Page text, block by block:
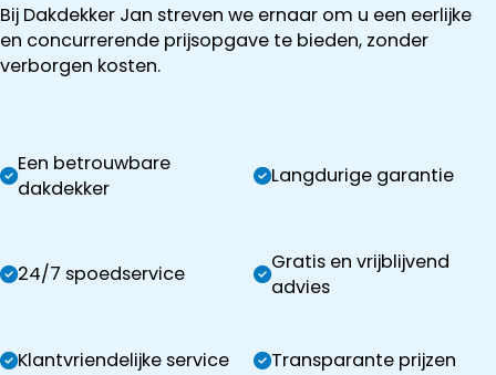
Bij Dakdekker Jan streven we ernaar om u een eerlijke
en concurrerende prijsopgave te bieden, zonder
verborgen kosten.
Een betrouwbare
dakdekker
Langdurige garantie
24/7 spoedservice
Gratis en vrijblijvend
advies
Klantvriendelijke service Transparante prijzen